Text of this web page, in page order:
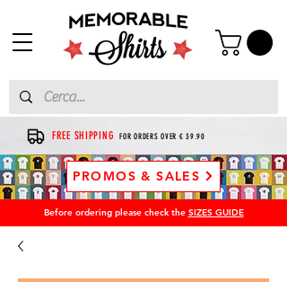
FREE SHIPPING FOR ORDERS OVER € 39.90
PROMOS & SALES
Before ordering please check the SIZES GUIDE